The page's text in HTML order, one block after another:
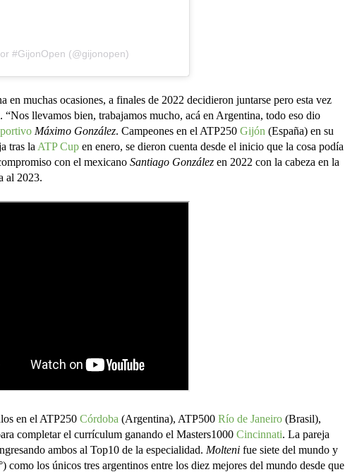
#GijonOpen (@gijonopen)
en muchas ocasiones, a finales de 2022 decidieron juntarse pero esta vez
llevamos bien, trabajamos mucho, acá en Argentina, todo eso dio
Máximo González. Campeones en el ATP250 Gijón (España) en su
tras la ATP Cupen enero, se dieron cuenta desde el inicio que la cosa podía
con el mexicanoSantiago Gonzálezen 2022 con la cabeza en la
al 2023.
en el ATP250 Córdoba (Argentina), ATP500 Río de Janeiro(Brasil),
completar el currículum ganando el Masters1000 Cincinnati. La pareja
ambos al Top10 de la especialidad. Moltenifue siete del mundo y
como los únicos tres argentinos entre los diez mejores del mundo desde que